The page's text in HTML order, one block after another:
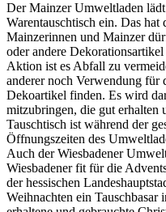
Der Mainzer Umweltladen
Warentauschtisch ein. Das hat
Mainzerinnen und Mainzer
oder andere
Aktion ist es Abfall zu
anderer noch Verwendung für
Dekoartikel finden. Es wird
mitzubringen, die gut erhalten
Tauschtisch ist während der
Öffnungszeiten des
Auch der Wiesbadener
Wiesbadener fit für die
der hessischen
Weihnachten ein Tauschbasar